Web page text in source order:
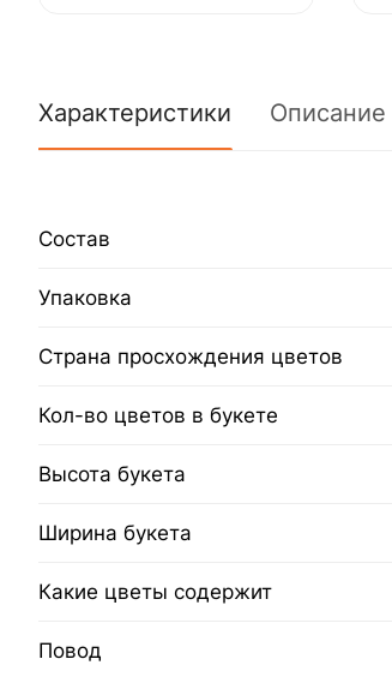
Характеристики Описание
Состав
Упаковка
Страна просхождения цветов
Кол-во цветов в букете
Высота букета
Ширина букета
Какие цветы содержит
Повод